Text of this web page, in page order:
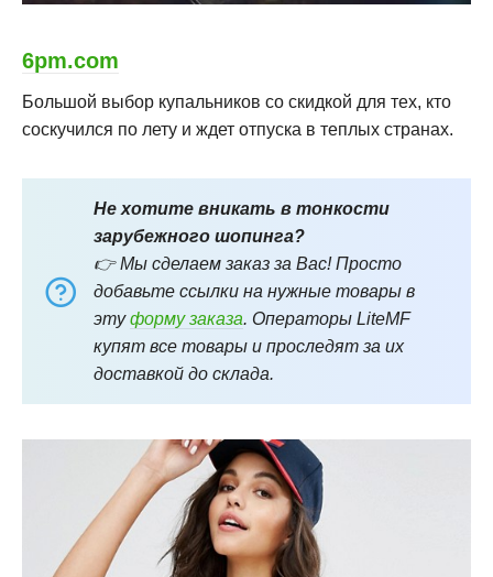
6pm.com
Большой выбор купальников со скидкой для тех, кто
соскучился по лету и ждет отпуска в теплых странах.
Не хотите вникать в тонкости
зарубежного шопинга?
👉 Мы сделаем заказ за Вас! Просто
добавьте ссылки на нужные товары в
этуформу заказа. Операторы LiteMF
купят все товары и проследят за их
доставкой до склада.